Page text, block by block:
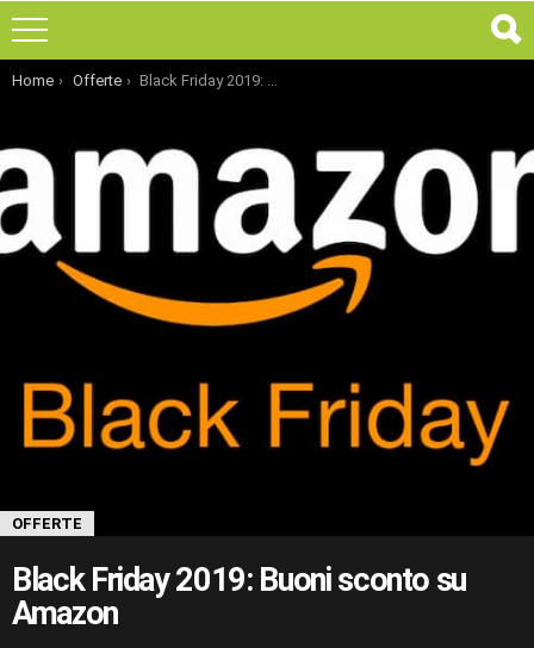
You are here:
Home Offerte Black Friday 2019: Buoni sconto su Amazon
OFFERTE
Black Friday 2019: Buoni sconto su
Amazon